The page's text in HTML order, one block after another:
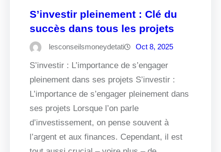
S’investir pleinement : Clé du
succès dans tous les projets
lesconseilsmoneydetati Oct 8, 2025
S’investir : L’importance de s’engager
pleinement dans ses projets S’investir :
L’importance de s’engager pleinement dans
ses projets Lorsque l’on parle
d’investissement, on pense souvent à
l’argent et aux finances. Cependant, il est